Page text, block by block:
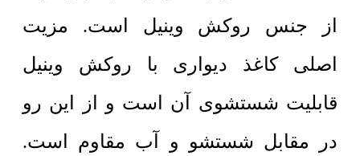
از جنس روکش وینیل است. مزیت
اصلی کاغذ دیواری با روکش وینیل
قابلیت شستشوی آن است و از این رو
در مقابل شستشو و آب مقاوم است.